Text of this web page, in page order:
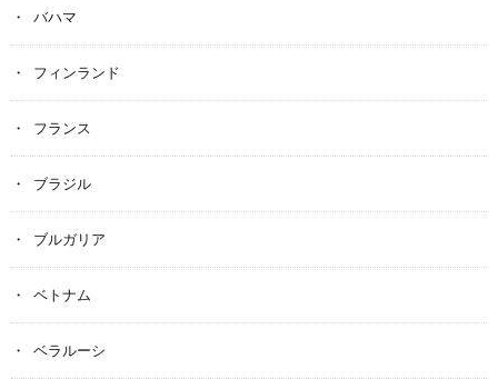
バハマ
フィンランド
フランス
ブラジル
ブルガリア
ベトナム
ベラルーシ